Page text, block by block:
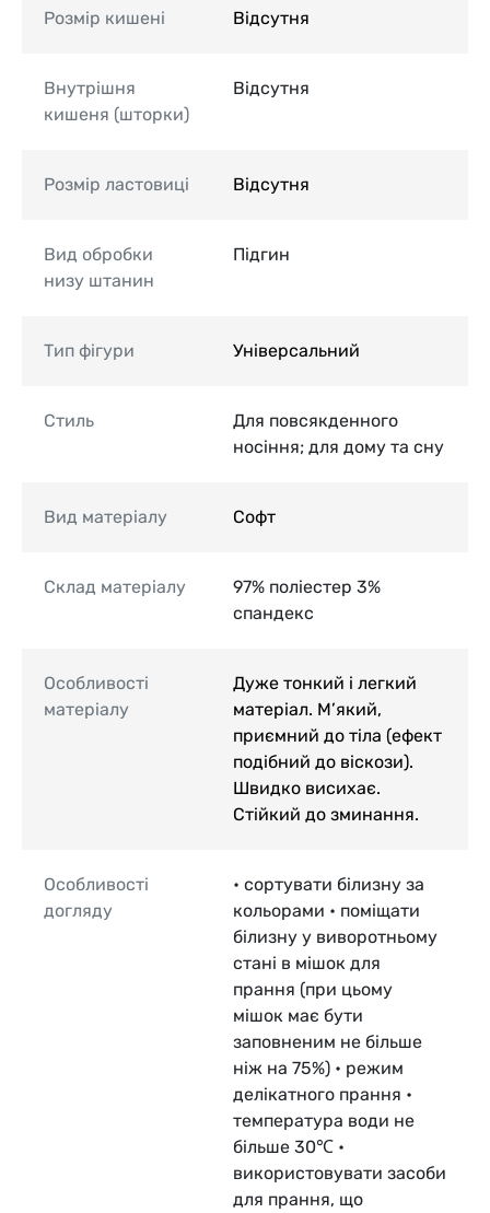
Розмір кишені Відсутня
Внутрішня
кишеня (шторки)
Відсутня
Розмір ластовиці Відсутня
Вид обробки
низу штанин
Підгин
Тип фігури Універсальний
Стиль
Для повсякденного
носіння; для дому та сну
Вид матеріалу Софт
Склад матеріалу
97% поліестер 3%
спандекс
Особливості
матеріалу
Дуже тонкий і легкий
матеріал. М’який,
приємний до тіла (ефект
подібний до віскози).
Швидко висихає.
Стійкий до зминання.
Особливості
догляду
• сортувати білизну за
кольорами • поміщати
білизну у виворотньому
стані в мішок для
прання (при цьому
мішок має бути
заповненим не більше
ніж на 75%) • режим
делікатного прання •
температура води не
більше 30℃ •
використовувати засоби
для прання, що